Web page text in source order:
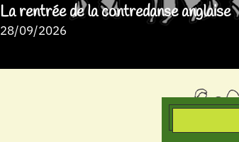
La rentrée de la contredanse anglaise
28/09/2026